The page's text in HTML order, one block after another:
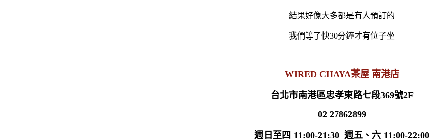
結果好像大多都是有人預訂的
我們等了快30分鐘才有位子坐
WIRED CHAYA茶屋 南港店
台北市南港區忠孝東路七段369號2F
02 27862899
週日至四 11:00-21:30 週五、六 11:00-22:00